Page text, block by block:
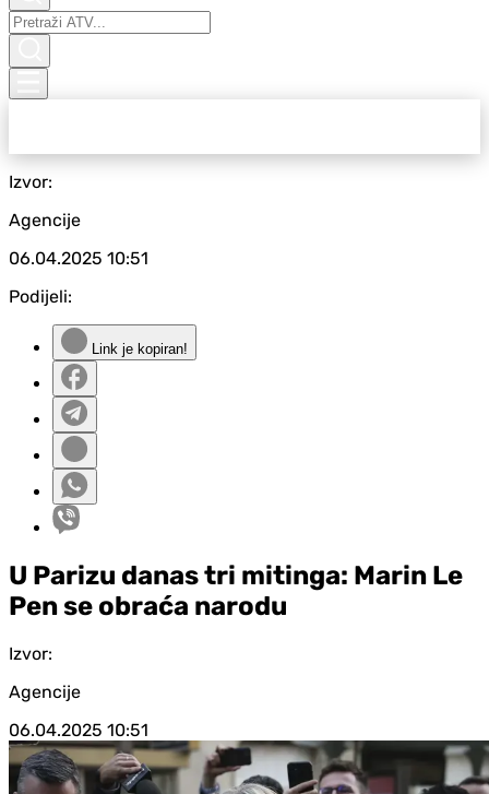
Izvor:
Agencije
06.04.2025 10:51
Podijeli:
Link je kopiran!
U Parizu danas tri mitinga: Marin Le
Pen se obraća narodu
Izvor:
Agencije
06.04.2025 10:51